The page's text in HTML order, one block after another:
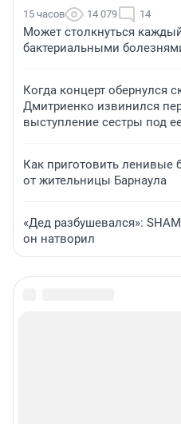
15 часов 14 079 14
Может столкнуться
бактериальными
Когда концерт обернулся
Дмитриенко извинился
выступление сестры под
Как приготовить ленивые
от жительницы Барнаула
«Дед разбушевался»:
он натворил